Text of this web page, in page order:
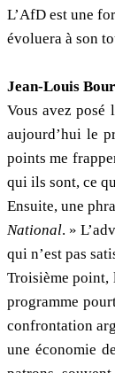
L’AfD est une
évoluera à son
Jean-Louis
Vous avez posé
aujourd’hui le
points me
qui ils sont, ce
Ensuite, une
National. »
qui n’est pas
Troisième point,
programme
confrontation
une économie